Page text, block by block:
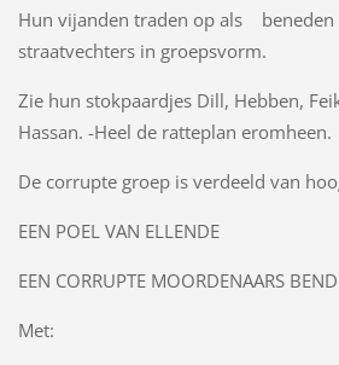
Hun vijanden traden op als beneden
straatvechters in groepsvorm.
Zie hun stokpaardjes Dill, Hebben,
Hassan. -Heel de ratteplan eromheen.
De corrupte groep is verdeeld van
EEN POEL VAN ELLENDE
EEN CORRUPTE MOORDENAARS
Met: